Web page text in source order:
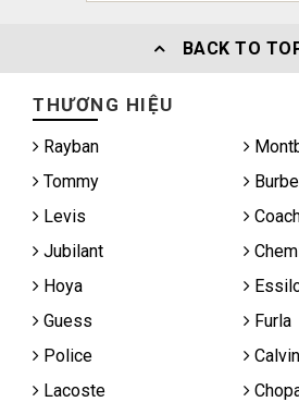
BACK TO
THƯƠNG HIỆU
Rayban
Tommy
Levis
Jubilant
Hoya
Guess
Furla
Police
Lacoste